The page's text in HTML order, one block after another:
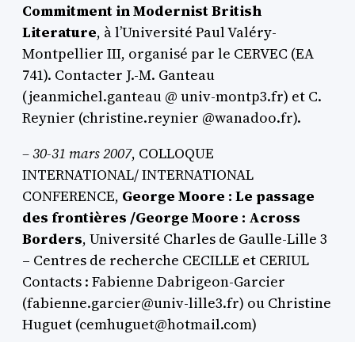
Commitment in Modernist British
Literature, à l’Université Paul Valéry-
Montpellier III, organisé par le CERVEC (EA
741). Contacter J.-M. Ganteau
(jeanmichel.ganteau @ univ-montp3.fr) et C.
Reynier (christine.reynier @wanadoo.fr).
–30-31 mars 2007, COLLOQUE
INTERNATIONAL/ INTERNATIONAL
CONFERENCE, George Moore : Le passage
des frontières /George Moore : Across
Borders, Université Charles de Gaulle-Lille 3
– Centres de recherche CECILLE et CERIUL
Contacts : Fabienne Dabrigeon-Garcier
(fabienne.garcier@univ-lille3.fr) ou Christine
Huguet (cemhuguet@hotmail.com)